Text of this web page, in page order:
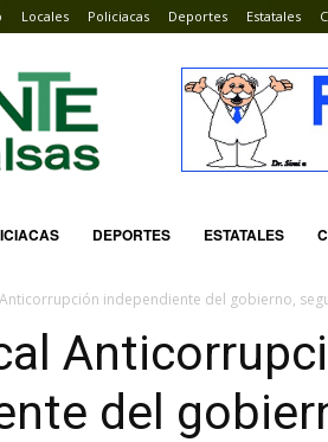
Locales Policiacas Deportes Estatales
DEPORTES ESTATALES
Anticorrupción independiente del gobierno,
del